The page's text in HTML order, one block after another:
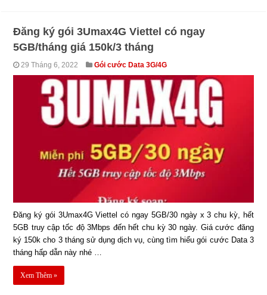
Đăng ký gói 3Umax4G Viettel có ngay
5GB/tháng giá 150k/3 tháng
29 Tháng 6, 2022 Gói cước Data 3G/4G
Đăng ký gói 3Umax4G Viettel có ngay 5GB/30 ngày x 3 chu kỳ, hết
5GB truy cập tốc độ 3Mbps đến hết chu kỳ 30 ngày. Giá cước đăng
ký 150k cho 3 tháng sử dụng dịch vụ, cùng tìm hiểu gói cước Data 3
tháng hấp dẫn này nhé …
Xem Thêm »